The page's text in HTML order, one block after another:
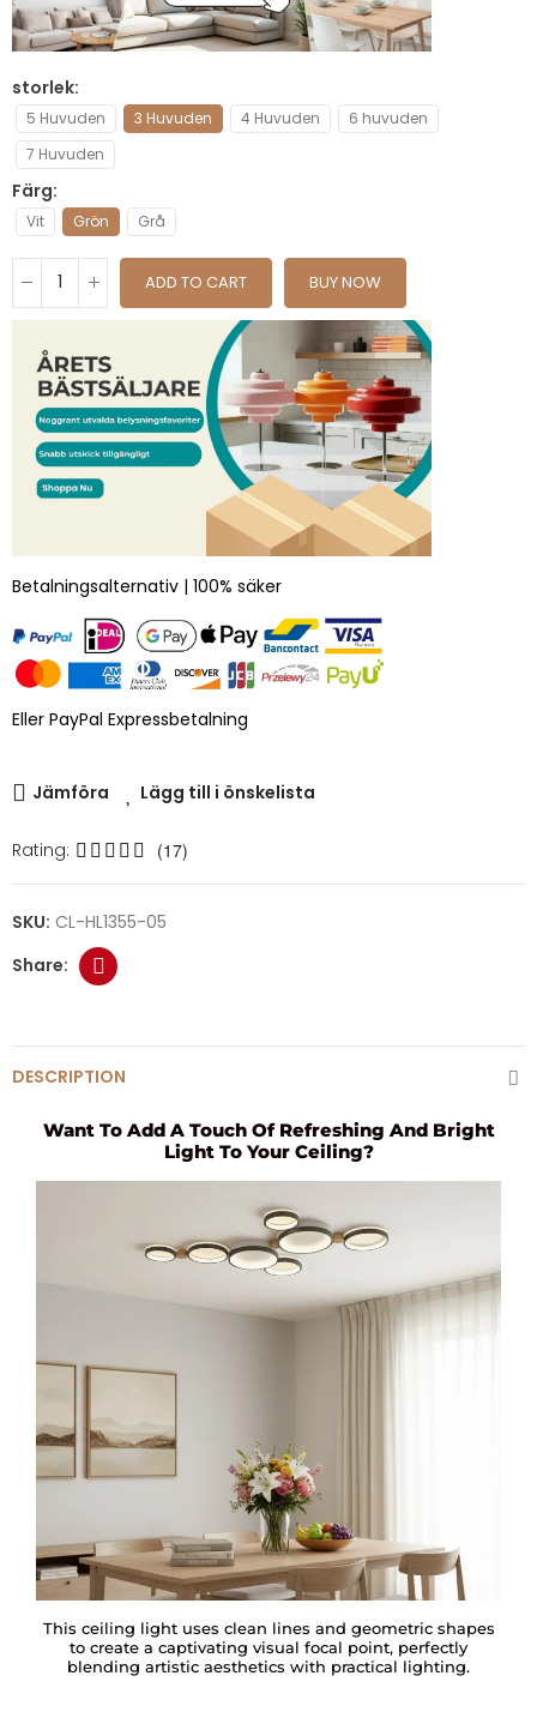
storlek
5 Huvuden 3 Huvuden 4 Huvuden
6 huvuden
7 Huvuden
Färg
Vit Grön Grå
ADD TO CART BUY NOW
Betalningsalternativ | 100% säker
Eller PayPal Expressbetalning
Jämföra Lägg till i önskelista
Rating: (17)
SKU: CL-HL1355-05
DESCRIPTION
Want To Add A Touch Of Refreshing And Bright
Light To Your Ceiling?
This ceiling light uses clean lines and geometric shapes
to create a captivating visual focal point, perfectly
blending artistic aesthetics with practical lighting.